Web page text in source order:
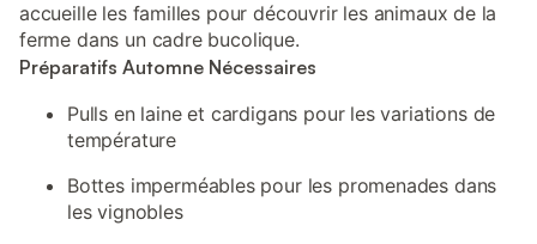
accueille les familles pour découvrir les animaux de la
ferme dans un cadre bucolique.
Préparatifs Automne Nécessaires
Pulls en laine et cardigans pour les variations de
température
Bottes imperméables pour les promenades dans
les vignobles